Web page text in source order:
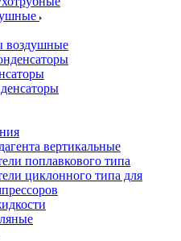
воздушные
вертикальные
поплавкового типа
циклонного типа для